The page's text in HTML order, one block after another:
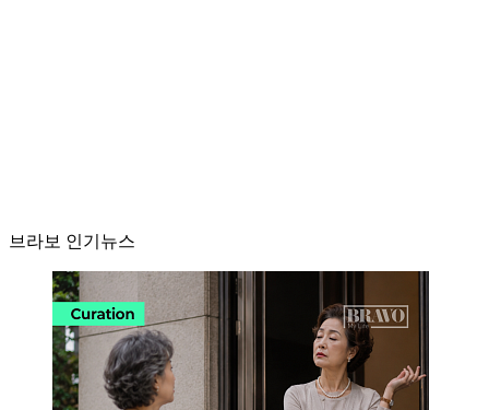
브라보 인기뉴스